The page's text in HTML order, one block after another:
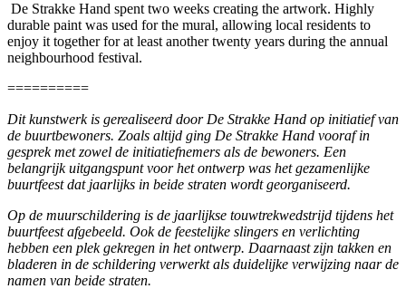
De Strakke Hand spent two weeks creating the artwork. Highly
durable paint was used for the mural, allowing local residents to
enjoy it together for at least another twenty years during the annual
neighbourhood festival.
==========
Dit kunstwerk is gerealiseerd door De Strakke Hand op initiatief van
de buurtbewoners. Zoals altijd ging De Strakke Hand vooraf in
gesprek met zowel de initiatiefnemers als de bewoners. Een
belangrijk uitgangspunt voor het ontwerp was het gezamenlijke
buurtfeest dat jaarlijks in beide straten wordt georganiseerd.
Op de muurschildering is de jaarlijkse touwtrekwedstrijd tijdens het
buurtfeest afgebeeld. Ook de feestelijke slingers en verlichting
hebben een plek gekregen in het ontwerp. Daarnaast zijn takken en
bladeren in de schildering verwerkt als duidelijke verwijzing naar de
namen van beide straten.